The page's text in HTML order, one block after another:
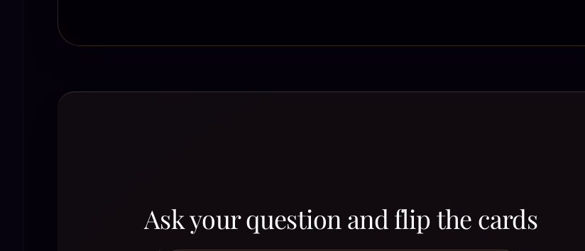
Ask your question and flip the cards